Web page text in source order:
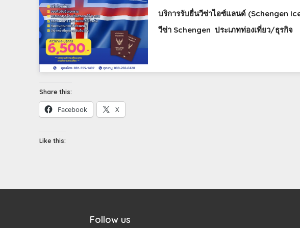
บริการรับยื่นวีซ่าไอซ์แลนด์ (Schengen
วีซ่า Schengen ประเภทท่องเที่ยว/ธุรกิจ
Share this:
Facebook X
Like this:
Follow us